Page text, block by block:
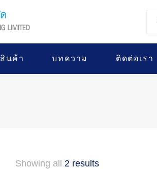
สินค้า บทความ ติดต่อเรา
Showing all 2 results